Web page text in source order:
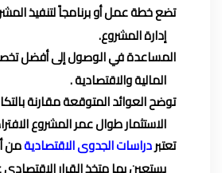
تضعخطة عملأو برنامجاً لتنفيذ
إدارة المشروع.
المساعدة في الوصول إلى أفضل
المالية والاقتصادية .
توضح العوائد المتوقعة مقارنة
الاستثمار طوال عمر المشروع
تعتبردراسات الجدوى الاقتصاديةمن